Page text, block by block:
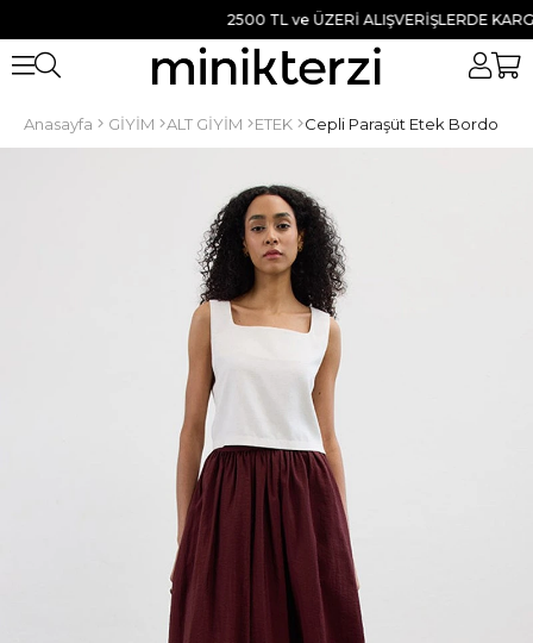
2500 TL ve ÜZERİ ALIŞVERİŞLERDE KARGO
Anasayfa GİYİM ALT GİYİM ETEK Cepli Paraşüt Etek Bordo